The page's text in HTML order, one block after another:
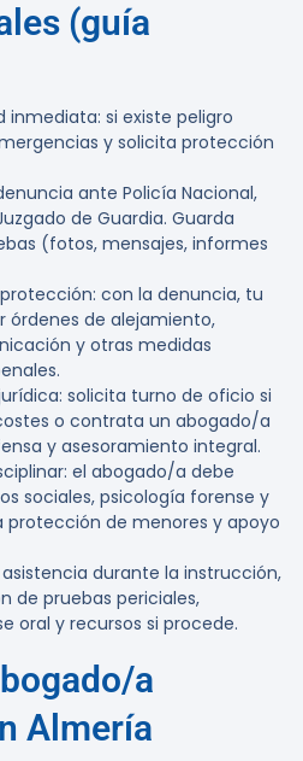
(guía
inmediata: si existe peligro
y solicita protección
ante Policía Nacional,
de Guardia. Guarda
(fotos, mensajes, informes
con la denuncia, tu
órdenes de alejamiento,
y otras medidas
solicita turno de oficio si
o contrata un abogado/a
y asesoramiento integral.
el abogado/a debe
sociales, psicología forense y
protección de menores y apoyo
durante la instrucción,
de pruebas periciales,
oral y recursos si procede.
a
Almería